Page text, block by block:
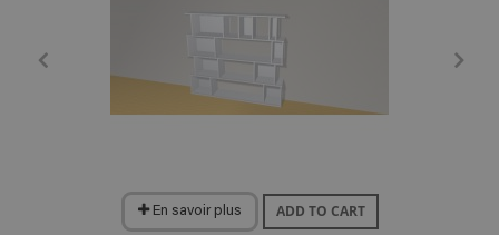
En savoir plus ADD TO CART